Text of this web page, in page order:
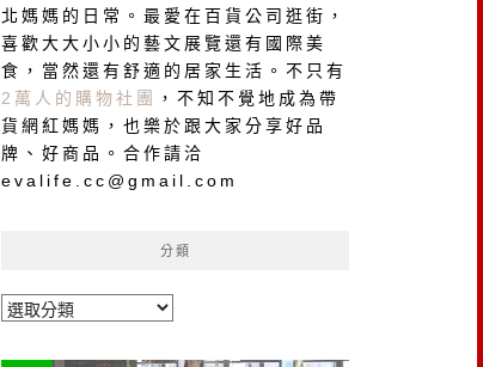
北媽媽的日常。最愛在百貨公司逛街，
喜歡大大小小的藝文展覽還有國際美
食，當然還有舒適的居家生活。不只有
2萬人的購物社團
，不知不覺地成為帶
貨網紅媽媽，也樂於跟大家分享好品
牌、好商品。合作請洽
evalife.cc@gmail.com
分類
分